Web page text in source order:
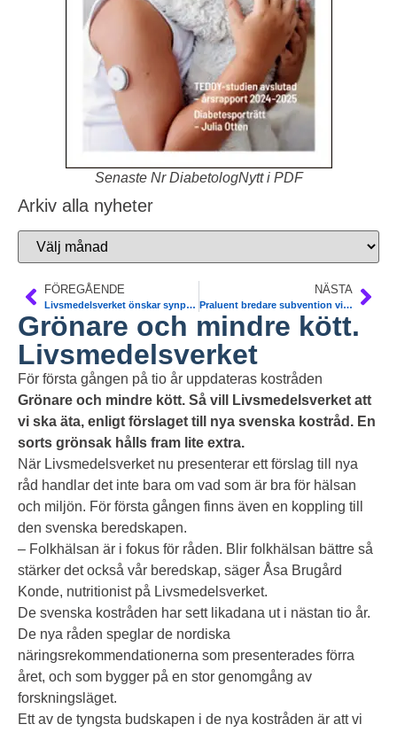
Senaste Nr DiabetologNytt i PDF
Arkiv alla nyheter
FÖREGÅENDE
Livsmedelsverket önskar synpunkter på rapport om kostråd senast 15/10
NÄSTA
Praluent bredare subvention vid diabetes, förhöjda blodfetter. TLV
Grönare och mindre kött.
Livsmedelsverket
För första gången på tio år uppdateras kostråden
Grönare och mindre kött. Så vill Livsmedelsverket att
vi ska äta, enligt förslaget till nya svenska kostråd. En
sorts grönsak hålls fram lite extra.
När Livsmedelsverket nu presenterar ett förslag till nya
råd handlar det inte bara om vad som är bra för hälsan
och miljön. För första gången finns även en koppling till
den svenska beredskapen.
– Folkhälsan är i fokus för råden. Blir folkhälsan bättre så
stärker det också vår beredskap, säger Åsa Brugård
Konde, nutritionist på Livsmedelsverket.
De svenska kostråden har sett likadana ut i nästan tio år.
De nya råden speglar de nordiska
näringsrekommendationerna som presenterades förra
året, och som bygger på en stor genomgång av
forskningsläget.
Ett av de tyngsta budskapen i de nya kostråden är att vi